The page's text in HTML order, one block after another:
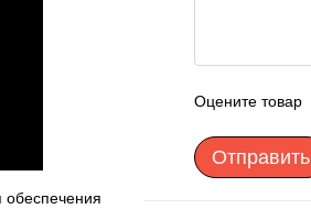
обеспечения
Оцените товар
Отправить